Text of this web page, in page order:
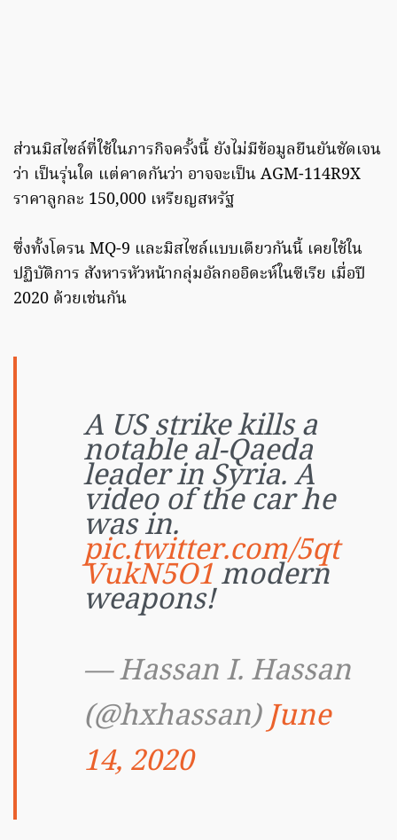
ส่วนมิสไซล์ที่ใช้ในภารกิจครั้งนี้ ยังไม่มีข้อมูลยืนยันชัดเจน
ว่า เป็นรุ่นใด แต่คาดกันว่า อาจจะเป็น AGM-114R9X
ราคาลูกละ 150,000 เหรียญสหรัฐ
ซึ่งทั้งโดรน MQ-9 และมิสไซล์แบบเดียวกันนี้ เคยใช้ใน
ปฏิบัติการ สังหารหัวหน้ากลุ่มอัลกออิดะห์ในซีเรีย เมื่อปี
2020 ด้วยเช่นกัน
A US strike kills a
notable al-Qaeda
leader in Syria. A
video of the car he
was in.
pic.twitter.com/5qt
VukN5O1modern
weapons!
— Hassan I. Hassan
(@hxhassan)June
14, 2020